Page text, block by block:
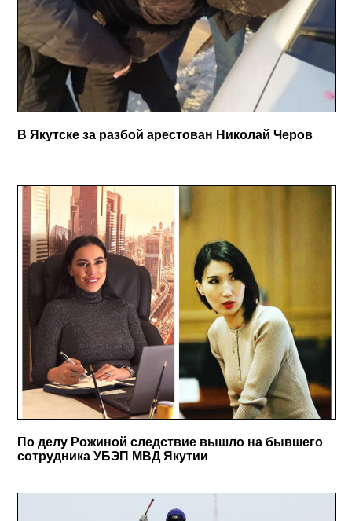
В Якутске за разбой арестован Николай Черов
По делу Рожиной следствие вышло на бывшего
сотрудника УБЭП МВД Якутии